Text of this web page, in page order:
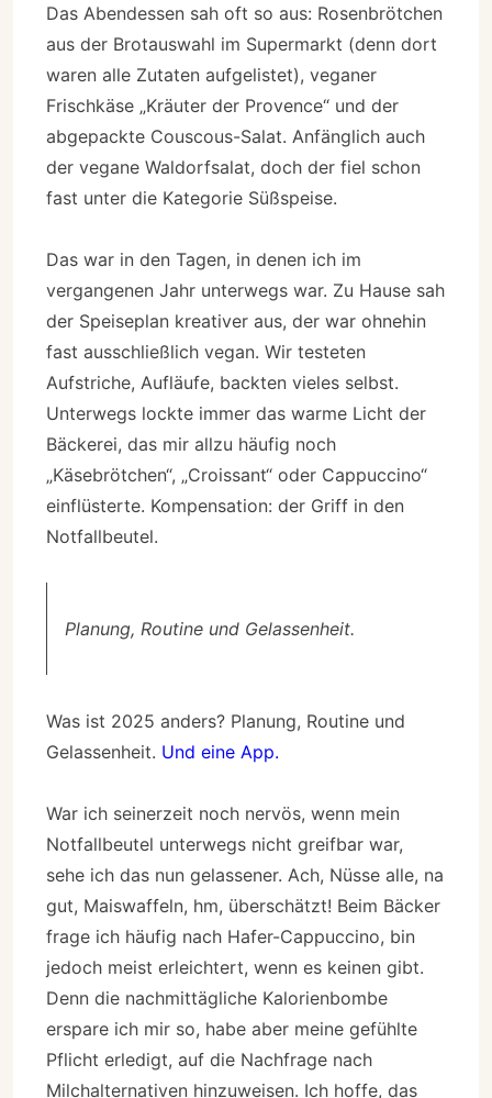
Das Abendessen sah oft so aus: Rosenbrötchen
aus der Brotauswahl im Supermarkt (denn dort
waren alle Zutaten aufgelistet), veganer
Frischkäse „Kräuter der Provence“ und der
abgepackte Couscous-Salat. Anfänglich auch
der vegane Waldorfsalat, doch der fiel schon
fast unter die Kategorie Süßspeise.
Das war in den Tagen, in denen ich im
vergangenen Jahr unterwegs war. Zu Hause sah
der Speiseplan kreativer aus, der war ohnehin
fast ausschließlich vegan. Wir testeten
Aufstriche, Aufläufe, backten vieles selbst.
Unterwegs lockte immer das warme Licht der
Bäckerei, das mir allzu häufig noch
„Käsebrötchen“, „Croissant“ oder Cappuccino“
einflüsterte. Kompensation: der Griff in den
Notfallbeutel.
Planung, Routine und Gelassenheit.
Was ist 2025 anders? Planung, Routine und
Gelassenheit. Und eine App.
War ich seinerzeit noch nervös, wenn mein
Notfallbeutel unterwegs nicht greifbar war,
sehe ich das nun gelassener. Ach, Nüsse alle, na
gut, Maiswaffeln, hm, überschätzt! Beim Bäcker
frage ich häufig nach Hafer-Cappuccino, bin
jedoch meist erleichtert, wenn es keinen gibt.
Denn die nachmittägliche Kalorienbombe
erspare ich mir so, habe aber meine gefühlte
Pflicht erledigt, auf die Nachfrage nach
Milchalternativen hinzuweisen. Ich hoffe, das